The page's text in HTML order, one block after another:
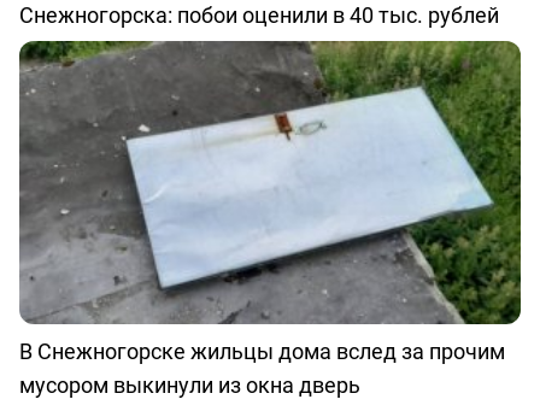
Снежногорска: побои оценили в 40 тыс. рублей
В Снежногорске жильцы дома вслед за прочим
мусором выкинули из окна дверь